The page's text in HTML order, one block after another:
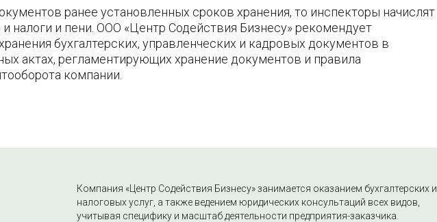
ранее установленных сроков хранения, то инспекторы начислят
налоги и пени. ООО «Центр Содействия Бизнесу» рекомендует
бухгалтерских, управленческих и кадровых документов в
актах, регламентирующих хранение документов и правила
компании.
Компания «Центр Содействия Бизнесу» занимается оказанием бухгалтерских и
налоговых услуг, а также ведением юридических консультаций всех видов,
учитывая специфику и масштаб деятельности предприятия-заказчика.